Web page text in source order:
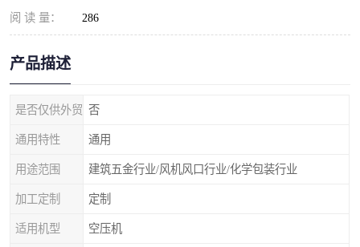
阅 读 量： 286
产品描述
是否仅供外贸 否
通用特性 通用
用途范围 建筑五金行业/风机风口行业/化学包装行业
加工定制 定制
适用机型 空压机